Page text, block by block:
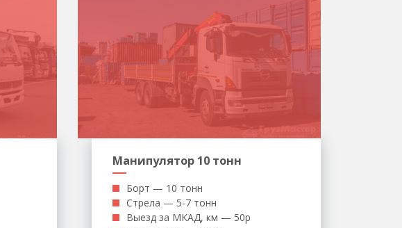
Манипулятор 10 тонн
Борт — 10 тонн
Стрела — 5-7 тонн
Выезд за МКАД, км — 50р